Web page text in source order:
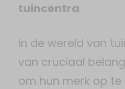
tuincentra
In de wereld van
van cruciaal
om hun merk op te